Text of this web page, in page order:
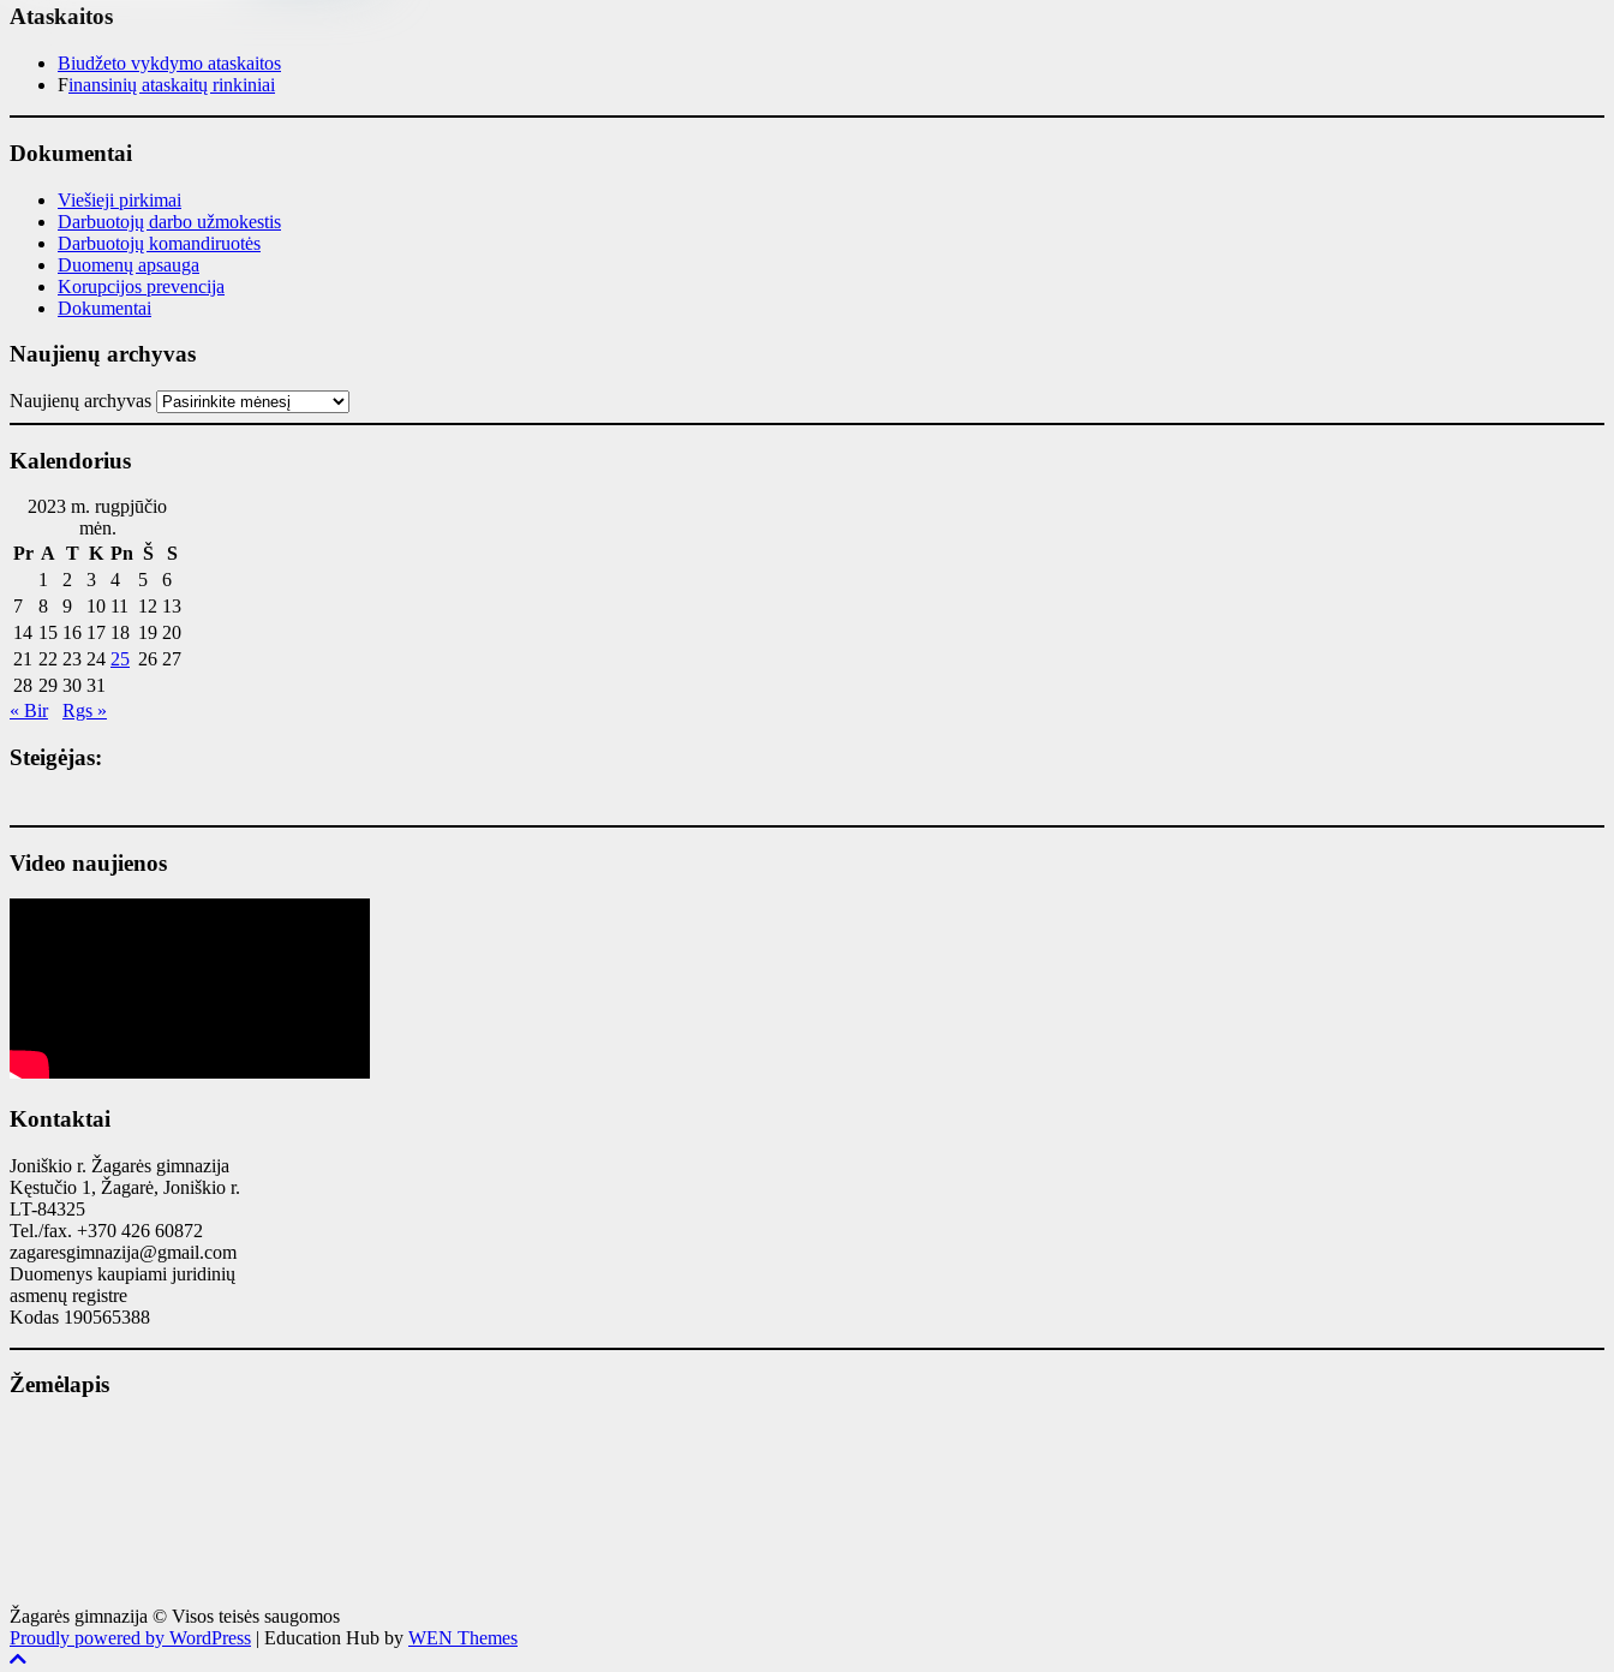
Ataskaitos
Biudžeto vykdymo ataskaitos
Finansinių ataskaitų rinkiniai
Dokumentai
Viešieji pirkimai
Darbuotojų darbo užmokestis
Darbuotojų komandiruotės
Duomenų apsauga
Korupcijos prevencija
Dokumentai
Naujienų archyvas
Naujienų archyvas
Kalendorius
2023 m. rugpjūčio
mėn.
Pr A T K Pn Š
S
1
2 3 4 5
6
7
8 9 10 11 12 13
14 15 16 17 18 19 20
21 22 23 24 25 26 27
28 29 30 31
« Bir
Rgs »
Steigėjas:
Video naujienos
Kontaktai
Joniškio r. Žagarės gimnazija
Kęstučio 1, Žagarė, Joniškio r.
LT-84325
Tel./fax. +370 426 60872
zagaresgimnazija@gmail.com
Duomenys kaupiami juridinių
asmenų registre
Kodas 190565388
Žemėlapis
Žagarės gimnazija © Visos teisės saugomos
Proudly powered by WordPress | Education Hub by WEN Themes